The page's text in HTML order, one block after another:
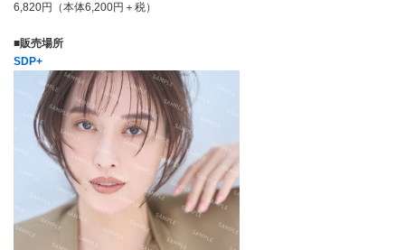
6,820円（本体6,200円＋税）
■販売場所
SDP+